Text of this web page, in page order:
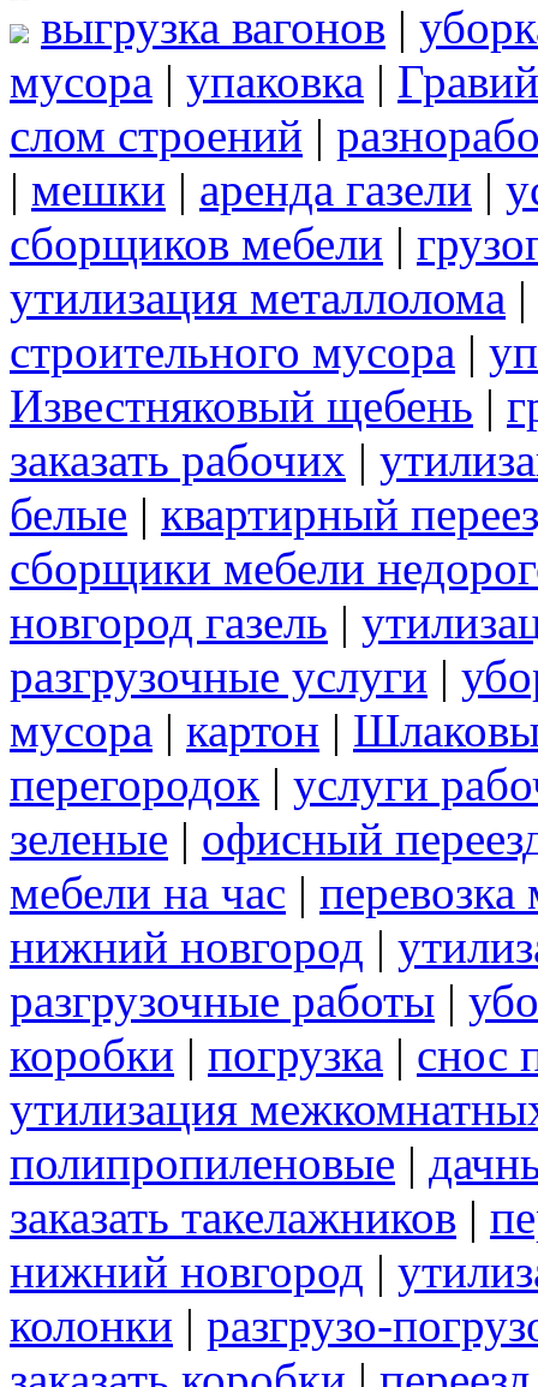
выгрузка вагонов |
мусора | упаковка |
слом строений |
| мешки | аренда газели |
сборщиков мебели |
утилизация металлолома |
строительного мусора |
Известняковый щебень |
заказать рабочих |
белые | квартирный
сборщики мебели
новгород газель |
разгрузочные услуги |
мусора | картон |
перегородок | услуги
зеленые | офисный
мебели на час |
нижний новгород |
разгрузочные работы |
коробки | погрузка | снос
утилизация
полипропиленовые |
заказать такелажников |
нижний новгород |
колонки | разгрузо-